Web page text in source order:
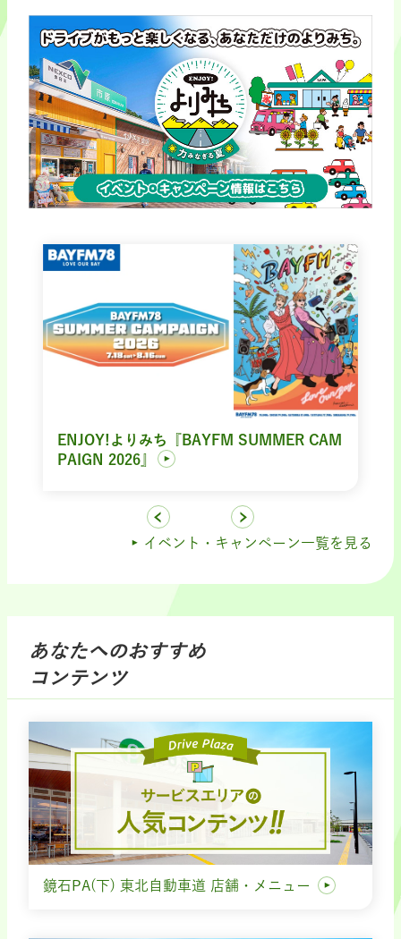
ENJOY!よりみち『BAYFM SUMMER CAM
PAIGN 2026』
イベント・キャンペーン一覧を見る
あなたへのおすすめ
コンテンツ
鏡石PA(下) 東北自動車道 店舗・メニュー